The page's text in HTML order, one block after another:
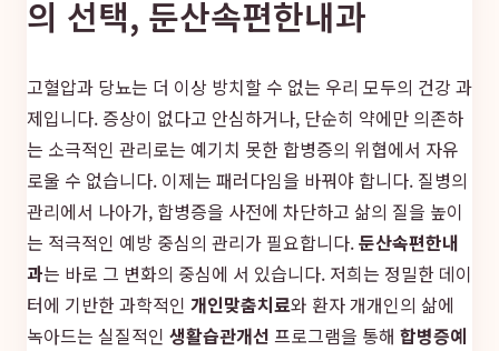
의 선택, 둔산속편한내과
고혈압과 당뇨는 더 이상 방치할 수 없는 우리 모두의 건강 과
제입니다. 증상이 없다고 안심하거나, 단순히 약에만 의존하
는 소극적인 관리로는 예기치 못한 합병증의 위협에서 자유
로울 수 없습니다. 이제는 패러다임을 바꿔야 합니다. 질병의
관리에서 나아가, 합병증을 사전에 차단하고 삶의 질을 높이
는 적극적인 예방 중심의 관리가 필요합니다.둔산속편한내
과는 바로 그 변화의 중심에 서 있습니다. 저희는 정밀한 데이
터에 기반한 과학적인 개인맞춤치료와 환자 개개인의 삶에
녹아드는 실질적인 생활습관개선 프로그램을 통해 합병증예